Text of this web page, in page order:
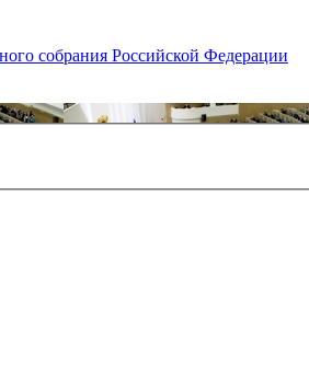
собрания Российской Федерации